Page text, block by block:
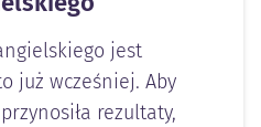
jest
już wcześniej. Aby
rezultaty,